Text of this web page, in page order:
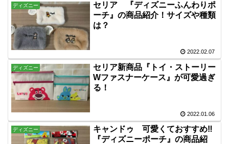
ディズニー
セリア 『ディズニーふんわりポ
ーチ』の商品紹介！サイズや種類
は？
2022.02.07
ディズニー
セリア新商品『トイ・ストーリー
Wファスナーケース』が可愛過ぎ
る！
2022.01.06
ディズニー
キャンドゥ 可愛くておすすめ‼
『ディズニーポーチ』の商品紹